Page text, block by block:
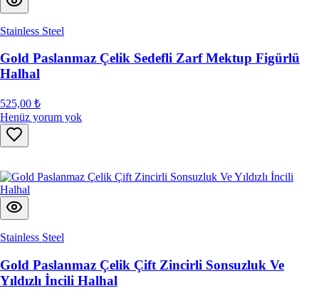
Stainless Steel
Gold Paslanmaz Çelik Sedefli Zarf Mektup Figürlü
Halhal
525,00 ₺
Henüz yorum yok
Stainless Steel
Gold Paslanmaz Çelik Çift Zincirli Sonsuzluk Ve
Yıldızlı İncili Halhal